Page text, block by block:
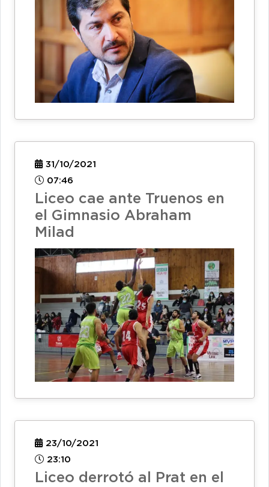
31/10/2021
07:46
Liceo cae ante Truenos en
el Gimnasio Abraham
Milad
23/10/2021
23:10
Liceo derrotó al Prat en el